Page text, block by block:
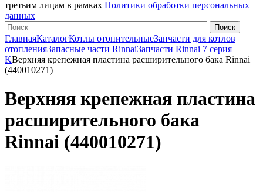
третьим лицам в рамках Политики обработки персональных
данных
ГлавнаяКаталогКотлы отопительныеЗапчасти для котлов
отопленияЗапасные части RinnaiЗапчасти Rinnai 7 серия
KВерхняя крепежная пластина расширительного бака Rinnai
(440010271)
Верхняя крепежная пластина
расширительного бака
Rinnai (440010271)